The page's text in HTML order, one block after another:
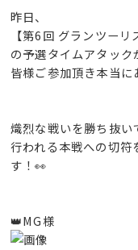
昨日、
【第6回 グランツー
の予選タイムアタッ
皆様ご参加頂き本当に
熾烈な戦いを勝ち抜い
行われる本戦への切符
す！👀
👑MG様